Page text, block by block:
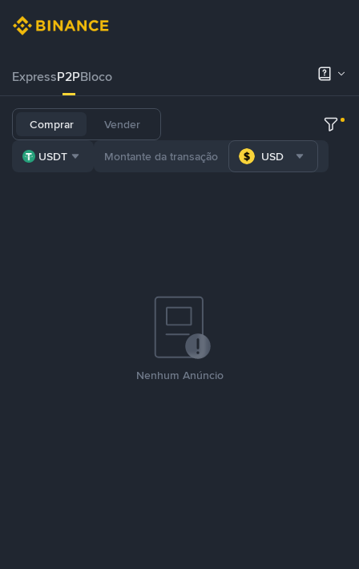
ExpressP2PBloco
Comprar Vender
USDT USD
Nenhum Anúncio